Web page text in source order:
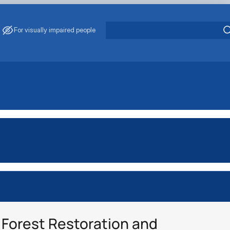
For visually impaired people
Restoration and